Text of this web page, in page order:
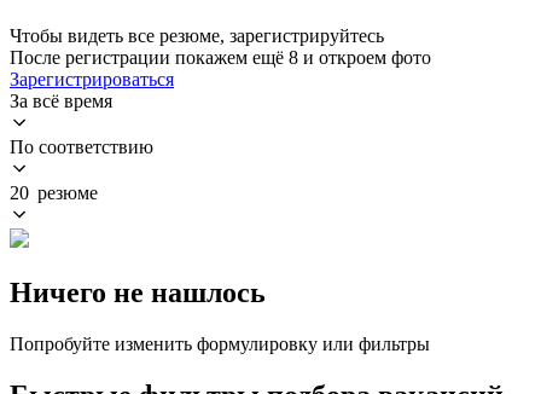
Чтобы видеть все резюме, зарегистрируйтесь
После регистрации покажем ещё 8 и откроем фото
Зарегистрироваться
За всё время
По соответствию
20 резюме
Ничего не нашлось
Попробуйте изменить формулировку или фильтры